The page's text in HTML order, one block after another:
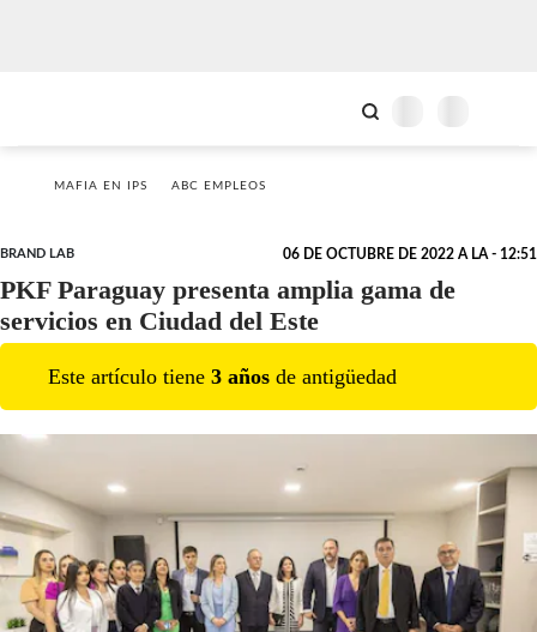
MAFIA EN IPS ABC EMPLEOS
BRAND LAB 06 DE OCTUBRE DE 2022 A LA - 12:51
PKF Paraguay presenta amplia gama de
servicios en Ciudad del Este
Este artículo tiene 3 años de antigüedad